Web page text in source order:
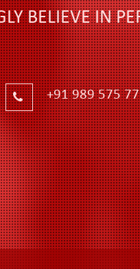
BELIEVE IN
+91 989 575